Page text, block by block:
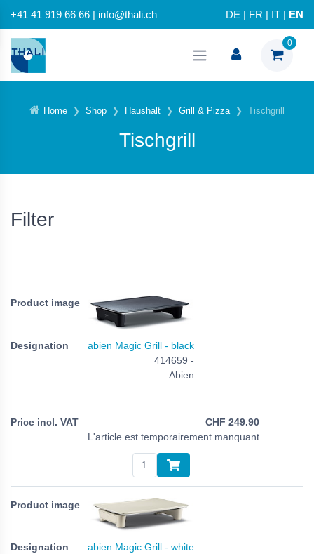
+41 41 919 66 66 | info@thali.ch DE FR IT EN
0
Home Shop Haushalt Grill & Pizza Tischgrill
Tischgrill
Filter
abien Magic Grill - black
414659 -
Abien
CHF 249.90
L'article est temporairement manquant
abien Magic Grill - white